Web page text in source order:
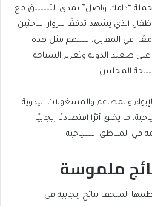
كحملة “دامك واصل” بمدى التنسيق مع
الذي يشهد تدفقًا للزوار الباحثين
معًا. في المقابل، تسهم مثل هذه
على صعيد الدولة وتعزيز السياحة
المحليين.
والمطاعم والمشغولات اليدوية
ما يخلق أثرًا اقتصاديًا إيجابيًا
في المناطق السياحية.
ملموسة
المتحف نتائج إيجابية في